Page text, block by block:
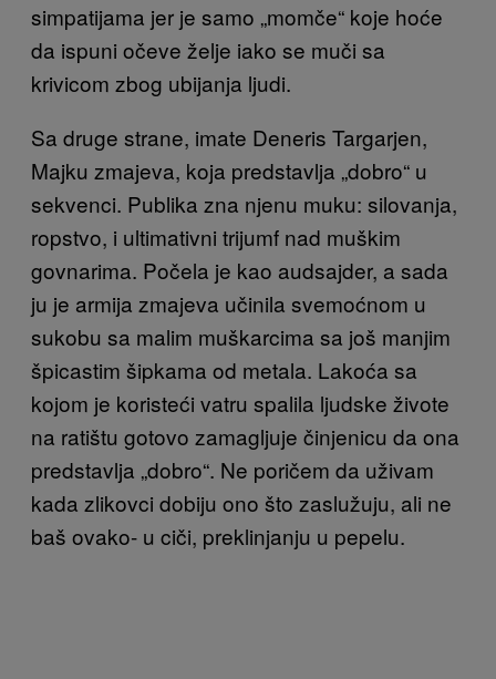
simpatijama jer je samo „momče“ koje hoće
da ispuni očeve želje iako se muči sa
krivicom zbog ubijanja ljudi.
Sa druge strane, imate Deneris Targarjen,
Majku zmajeva, koja predstavlja „dobro“ u
sekvenci. Publika zna njenu muku: silovanja,
ropstvo, i ultimativni trijumf nad muškim
govnarima. Počela je kao audsajder, a sada
ju je armija zmajeva učinila svemoćnom u
sukobu sa malim muškarcima sa još manjim
špicastim šipkama od metala. Lakoća sa
kojom je koristeći vatru spalila ljudske živote
na ratištu gotovo zamagljuje činjenicu da ona
predstavlja „dobro“. Ne poričem da uživam
kada zlikovci dobiju ono što zaslužuju, ali ne
baš ovako- u ciči, preklinjanju u pepelu.